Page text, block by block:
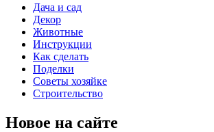
Дача и сад
Декор
Животные
Инструкции
Как сделать
Поделки
Советы хозяйке
Строительство
Новое на сайте